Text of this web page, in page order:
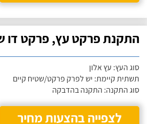
התקנת פרקט עץ, פרקט דו
סוג העץ: עץ אלון
תשתית קיימת: יש לפרק פרקט/שטיח קיים
סוג התקנה: התקנה בהדבקה
לצפייה בהצעות מחיר